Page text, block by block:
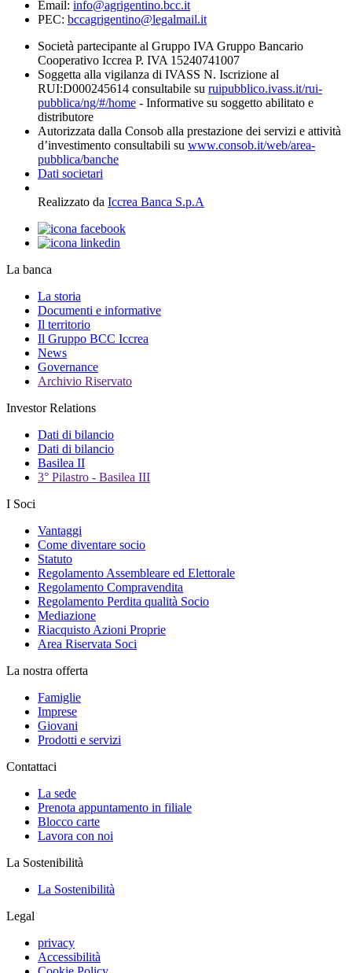
Email: info@agrigentino.bcc.it
PEC: bccagrigentino@legalmail.it
Società partecipante al Gruppo IVA Gruppo Bancario
Cooperativo Iccrea P. IVA 15240741007
Soggetta alla vigilanza di IVASS N. Iscrizione al
RUI:D000245614 consultabile su ruipubblico.ivass.it/rui-
pubblica/ng/#/home - Informative su soggetto abilitato e
distributore
Autorizzata dalla Consob alla prestazione dei servizi e attività
d’investimento consultabili su www.consob.it/web/area-
pubblica/banche
Dati societari
Realizzato da Iccrea Banca S.p.A
La banca
La storia
Documenti e informative
Il territorio
Il Gruppo BCC Iccrea
News
Governance
Archivio Riservato
Investor Relations
Dati di bilancio
Dati di bilancio
Basilea II
3° Pilastro - Basilea III
I Soci
Vantaggi
Come diventare socio
Statuto
Regolamento Assembleare ed Elettorale
Regolamento Compravendita
Regolamento Perdita qualità Socio
Mediazione
Riacquisto Azioni Proprie
Area Riservata Soci
La nostra offerta
Famiglie
Imprese
Giovani
Prodotti e servizi
Contattaci
La sede
Prenota appuntamento in filiale
Blocco carte
Lavora con noi
La Sostenibilità
La Sostenibilità
Legal
privacy
Accessibilità